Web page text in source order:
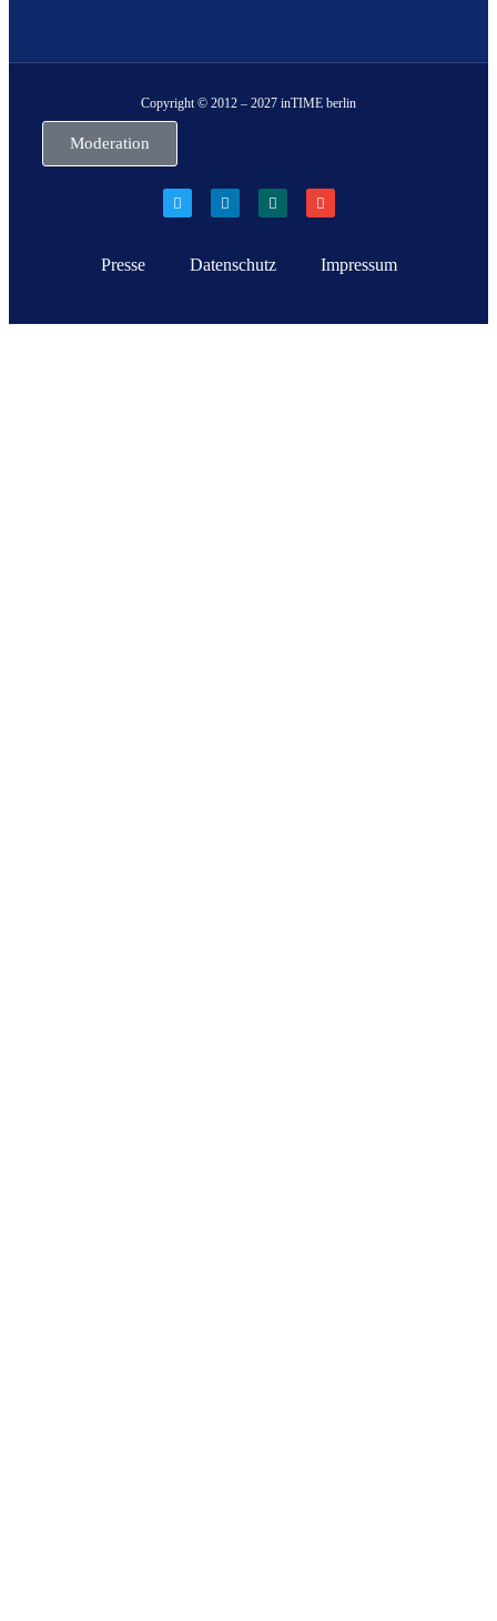
Copyright © 2012 – 2027 inTIME berlin
Moderation
Presse Datenschutz Impressum